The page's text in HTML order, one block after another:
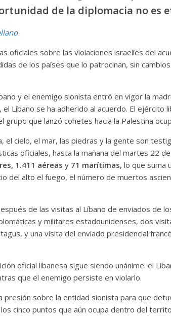
de la diplomacia no es
oficiales sobre las violaciones israelíes del
de los países que lo patrocinan, sin
y el enemigo sionista entró en vigor la
Líbano se ha adherido al acuerdo. El ejército
que lanzó cohetes hacia la Palestina
el cielo, el mar, las piedras y la gente son
oficiales, hasta la mañana del martes 22
1.411 aéreas y 71 marítimas, lo que suma
del alto el fuego, el número de muertos
de las visitas al Líbano de enviados de
y militares estadounidenses, dos
y una visita del enviado presidencial
oficial libanesa sigue siendo unánime: el
que el enemigo persiste en violarlo.
presión sobre la entidad sionista para que
cinco puntos que aún ocupa dentro del